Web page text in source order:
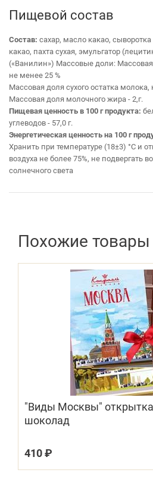
Пищевой состав
Состав: сахар, масло какао,
какао, пахта сухая, эмульгатор
(«Ванилин») Массовые доли: Массовая
не менее 25 %
Массовая доля сухого остатка молока,
Массовая доля молочного жира - 2,г.
Пищевая ценность в 100 г продукта:
углеводов - 57,0 г.
Энергетическая ценность на 100 г
Хранить при температуре (18±3) °С и
воздуха не более 75%, не подвергать
солнечного света
Похожие товары
"Виды Москвы"
шоколад
410 ₽